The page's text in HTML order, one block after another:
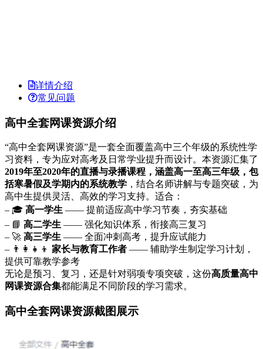
详情介绍
常见问题
高中全套网课资源介绍
“高中全套网课资源”是一套全面覆盖高中三个年级的系统性学
习资料，专为应对高考及日常学业提升而设计。本资源汇集了
2019年至2020年的直播与录播课程，涵盖高一至高三年级，包
括寒暑假及学期内的系统教学 ，结合名师讲解与专题突破，为
高中生提供灵活、高效的学习支持。适合：
– 🎓 高一学生 —— 提前适应高中学习节奏，夯实基础
– 📘 高二学生 —— 强化知识体系，衔接高三复习
– 🚀 高三学生 —— 全面冲刺高考，提升应试能力
– 👨‍👩‍👧‍👦 家长与教育工作者 —— 辅助学生制定学习计划，
提供可靠教学参考
无论是预习、复习，还是针对弱项专项突破，这份高质量高中
网课资源合集都能满足不同阶段的学习需求。
高中全套网课资源截图展示